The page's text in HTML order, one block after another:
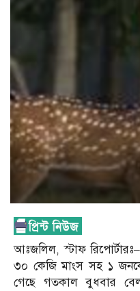
আঃজলিল, স্টাফ
৩০ কেজি মাংস সহ ১
গেছে গতকাল বুধবার